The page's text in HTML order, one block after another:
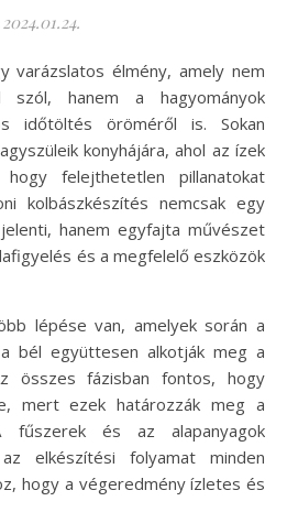
2024.01.24.
szól, hanem a hagyományok
időtöltés öröméről is. Sokan
konyhájára, ahol az ízek
felejthetetlen pillanatokat
kolbászkészítés nemcsak egy
hanem egyfajta művészet
és a megfelelő eszközök
lépése van, amelyek során a
bél együttesen alkotják meg a
összes fázisban fontos, hogy
mert ezek határozzák meg a
fűszerek és az alapanyagok
elkészítési folyamat minden
hogy a végeredmény ízletes és